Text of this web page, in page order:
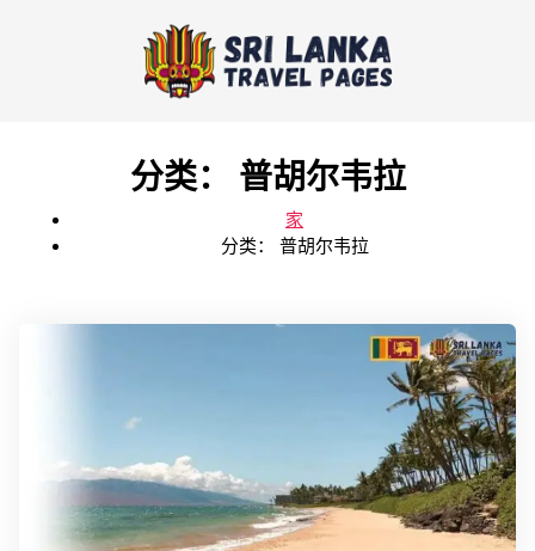
分类： 普胡尔韦拉
家
分类： 普胡尔韦拉